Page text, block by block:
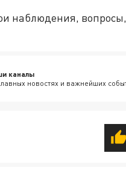
наблюдения,
каналы
новостях и важнейших